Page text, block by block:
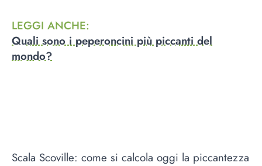
LEGGI ANCHE:
Quali sono i peperoncini più piccanti del
mondo?
Scala Scoville: come si calcola oggi la piccantezza